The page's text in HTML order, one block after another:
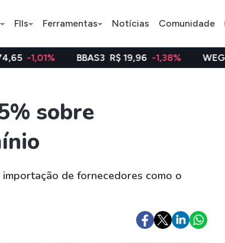
FIIs Ferramentas Notícias Comunidade
Bitcoin
Ethereum
BBAS3 R$ 19,96 -1,38% WEGE3 R$ 47,84
sobre
de fornecedores como o